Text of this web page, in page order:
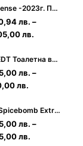
YSL Y EDP Intense -2023г. Парфюмна вода за Мъже
лв. –
лв.
Gucci Guilty EDT Тоалетна вода за Мъже
лв. –
лв.
Viktor & Rolf Spicebomb Extreme EDP
лв. –
лв.